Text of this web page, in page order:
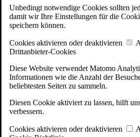
Unbedingt notwendige Cookies sollten
damit wir Ihre Einstellungen für die
speichern können.
Cookies aktivieren oder deaktivieren
Drittanbieter-Cookies
Diese Website verwendet Matomo
Informationen wie die Anzahl der
beliebtesten Seiten zu sammeln.
Diesen Cookie aktiviert zu lassen, hilft
verbessern.
Cookies aktivieren oder deaktivieren